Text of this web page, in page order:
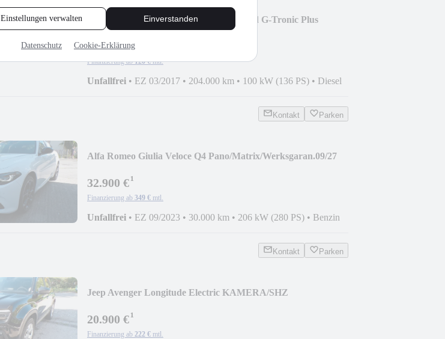
Einstellungen verwalten Einverstanden
Datenschutz Cookie-Erklärung
Mercedes-Benz C 200 T-Modell C 200 T d G-Tronic Plus
LED/KAMER
11.500 €
Finanzierung ab 120 € mtl.
Unfallfrei • EZ 03/2017 • 204.000 km • 100 kW (136 PS) • Diesel
Kontakt Parken
Alfa Romeo Giulia Veloce Q4 Pano/Matrix/Werksgaran.09/27
32.900 €¹
Finanzierung ab 349 € mtl.
Unfallfrei • EZ 09/2023 • 30.000 km • 206 kW (280 PS) • Benzin
Kontakt Parken
Jeep Avenger Longitude Electric KAMERA/SHZ
20.900 €¹
Finanzierung ab 222 € mtl.